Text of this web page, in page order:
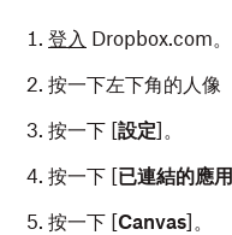
登入 Dropbox.com。
按一下左下角的人像
按一下 [設定]。
按一下 [已連結的應
按一下 [Canvas]。